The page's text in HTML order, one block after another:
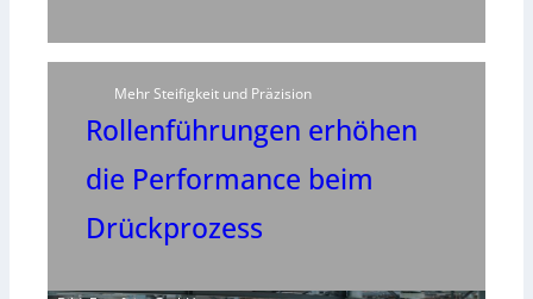
Mehr Steifigkeit und Präzision
Rollenführungen erhöhen
die Performance beim
Drückprozess